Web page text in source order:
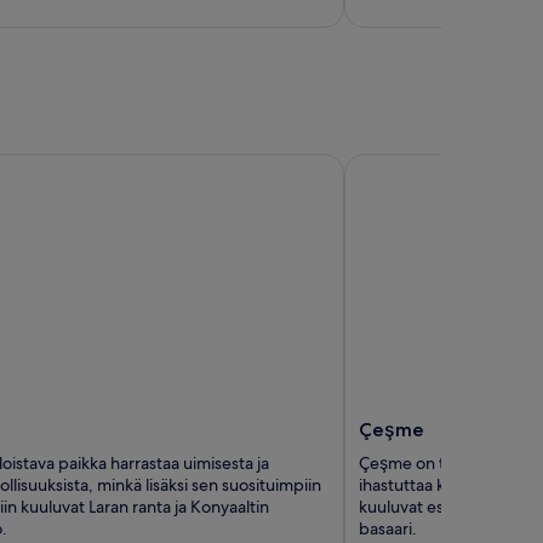
paikka harrastaa uimisesta ja
minkä lisäksi sen suosituimpiin
kuuluvat Laran ranta ja Konyaaltin
Çeşme
Çeşme on tunnettu
ihastuttaa kävijöitä
kuuluvat esimerkiksi
basaari.